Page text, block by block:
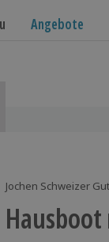
Angebote
Jochen Schweizer